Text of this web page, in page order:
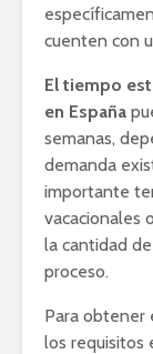
cuenten con
El tiempo
en España
semanas,
demanda
importante
vacacionales
la cantidad
proceso.
Para obtener
los requisitos